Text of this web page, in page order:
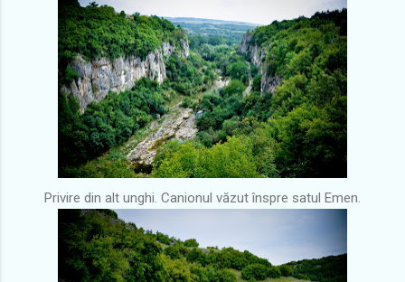
Privire din alt unghi. Canionul văzut înspre satul Emen.